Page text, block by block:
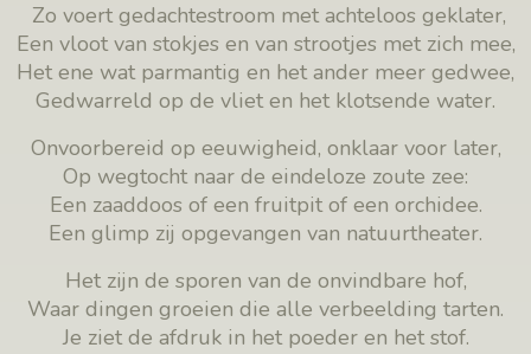
Zo voert gedachtestroom met achteloos geklater,
Een vloot van stokjes en van strootjes met zich mee,
Het ene wat parmantig en het ander meer gedwee,
Gedwarreld op de vliet en het klotsende water.
Onvoorbereid op eeuwigheid, onklaar voor later,
Op wegtocht naar de eindeloze zoute zee:
Een zaaddoos of een fruitpit of een orchidee.
Een glimp zij opgevangen van natuurtheater.
Het zijn de sporen van de onvindbare hof,
Waar dingen groeien die alle verbeelding tarten.
Je ziet de afdruk in het poeder en het stof.